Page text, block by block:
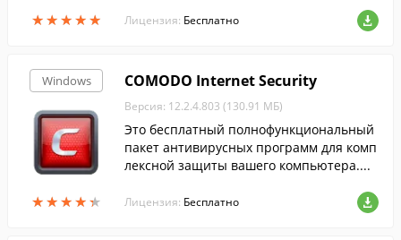
★★★★★
★★★★★ Лицензия: Бесплатно
Windows
★★★★★
★★★★★
COMODO Internet Security
Версия: 12.2.4.803 (130.91 МБ)
Это бесплатный полнофункциональный
пакет антивирусных программ для комп
лексной защиты вашего компьютера....
Лицензия: Бесплатно